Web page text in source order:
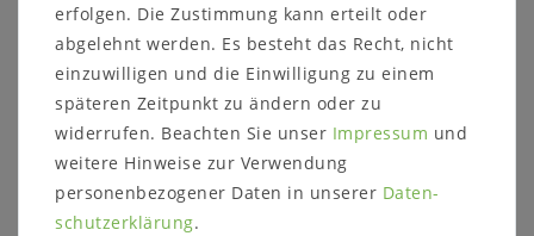
Vollauszug
- 1 offenes Fach (B 90 x H
10,5 cm)
- ca. Maße: B 128 x H 45
x T 40 cm
Highboard 4141 23A-WE:
erfolgen. Die Zustimmung kann erteilt oder
abgelehnt werden. Es besteht das Recht, nicht
einzuwilligen und die Einwilligung zu einem
späteren Zeitpunkt zu ändern oder zu
widerrufen. Beachten Sie unser Impressum und
weitere Hinweise zur Verwendung
personenbezogener Daten in unserer Daten­
schutz­erklärung.